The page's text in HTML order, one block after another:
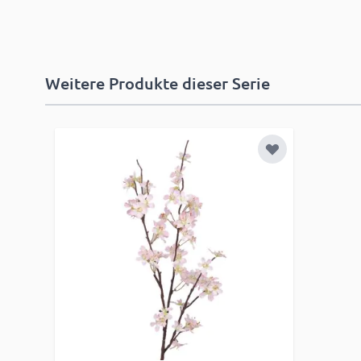
Weitere Produkte dieser Serie
Zur